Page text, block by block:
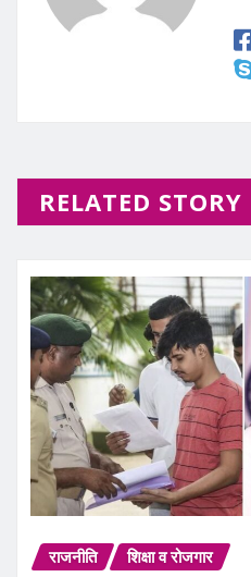
RELATED STORY
राजनीति शिक्षा व रोजगार